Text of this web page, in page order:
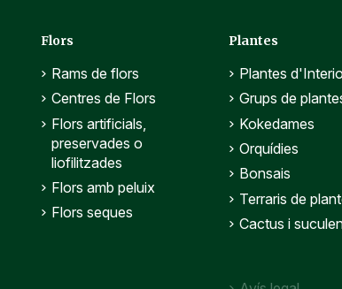
Flors
Rams de flors
Centres de Flors
Flors artificials,
preservades o
liofilitzades
Flors amb peluix
Flors seques
Plantes
Plantes
Grups de
Kokedames
Orquídies
Bonsais
Terraris de
Cactus i